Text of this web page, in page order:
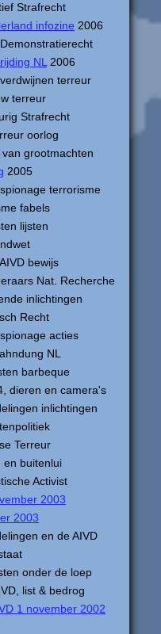
Strafrecht
infozine 2006
NL 2006
terreur
terreur
Strafrecht
oorlog
grootmachten
2005
terrorisme
fabels
lijsten
bewijs
Nat. Recherche
inlichtingen
Recht
acties
NL
barbeque
dieren en camera's
inlichtingen
Terreur
en buitenlui
Activist
2003
2003
en de AIVD
onder de loep
list & bedrog
1 november 2002